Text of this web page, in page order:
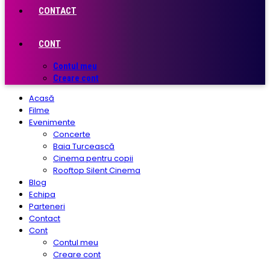
CONTACT
CONT
Contul meu
Creare cont
Acasă
Filme
Evenimente
Concerte
Baia Turcească
Cinema pentru copii
Rooftop Silent Cinema
Blog
Echipa
Parteneri
Contact
Cont
Contul meu
Creare cont